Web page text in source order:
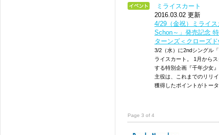
ミライスカート
2016.03.02 更新
4/29（金祝）ミライ
Schon～」発売記念
ターンズ＜クローズ
3/2（水）に2ndシングル
ライスカート。 1月から
する特別企画『千年少女
主役は、これまでのリリ
獲得したポイントがトー
Page 3 of 4